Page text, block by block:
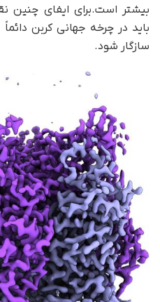
بیشتر است.برای ایفای چنین
باید در چرخه جهانی کربن
سازگار شود.